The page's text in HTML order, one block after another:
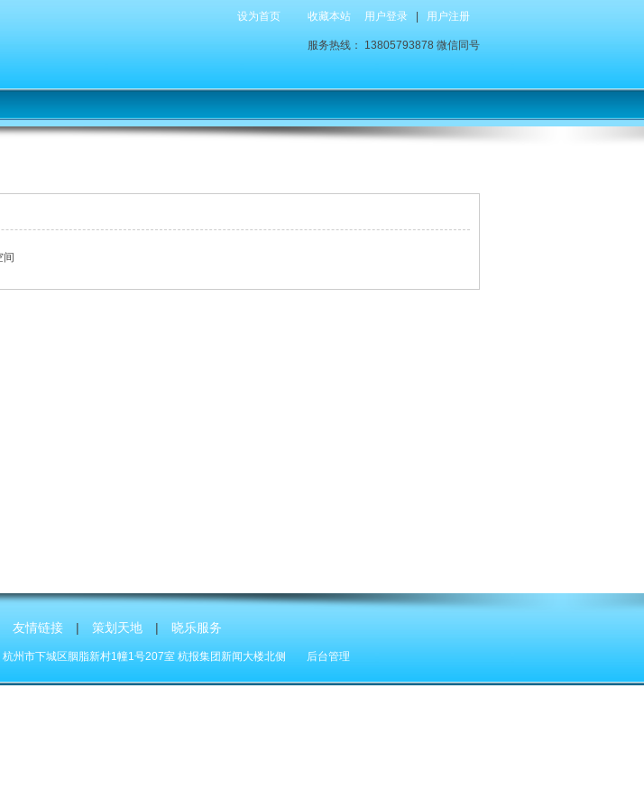
设为首页 收藏本站 用户登录 用户注册
服务热线： 13805793878 微信同号
间
友情链接 | 策划天地 | 晓乐服务
杭州市下城区胭脂新村1幢1号207室 杭报集团新闻大楼北侧 后台管理